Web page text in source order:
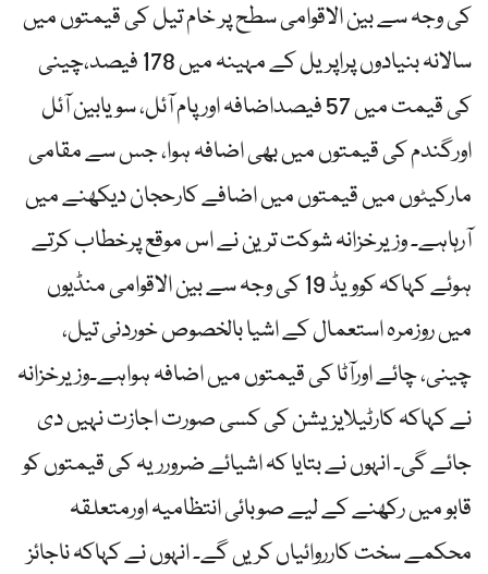
کی وجہ سے بین الاقوامی سطح پر خام تیل کی قیمتوں میں
سالانہ بنیادوں پراپریل کے مہینہ میں 178 فیصد،چینی
کی قیمت میں 57 فیصداضافہ اور پام آئل، سویابین آئل
اورگندم کی قیمتوں میں بھی اضافہ ہوا، جس سے مقامی
مارکیٹوں میں قیمتوں میں اضافے کارحجان دیکھنے میں
آرہاہے۔ وزیرخزانہ شوکت ترین نے اس موقع پرخطاب کرتے
ہوئے کہاکہ کوویڈ 19 کی وجہ سے بین الاقوامی منڈیوں
میں روزمرہ استعمال کے اشیا بالخصوص خوردنی تیل،
چینی، چائے اورآٹا کی قیمتوں میں اضافہ ہواہے۔وزیرخزانہ
نے کہاکہ کارٹیلایزیشن کی کسی صورت اجازت نہیں دی
جائے گی۔ انہوں نے بتایا کہ اشیائے ضرورریہ کی قیمتوں کو
قابو میں رکھنے کے لیے صوبائی انتظامیہ اورمتعلقہ
محکمے سخت کارروائیاں کریں گے۔ انہوں نے کہاکہ ناجائز